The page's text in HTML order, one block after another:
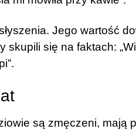
Jego wartość
się na faktach:
są zmęczeni,